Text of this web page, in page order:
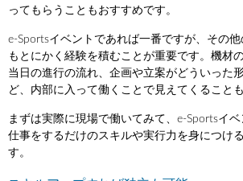
ってもらうこともおすすめです。
e-Sportsイベントであれば一番ですが、その
もとにかく経験を積むことが重要です。機材
当日の進行の流れ、企画や立案がどういった
ど、内部に入って働くことで見えてくること
まずは実際に現場で働いてみて、e-Sportsイ
仕事をするだけのスキルや実行力を身につけ
す。